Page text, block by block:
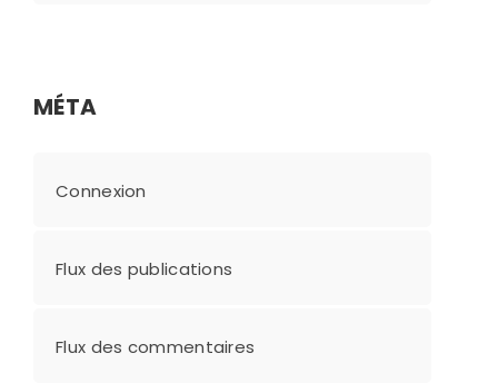
MÉTA
Connexion
Flux des publications
Flux des commentaires